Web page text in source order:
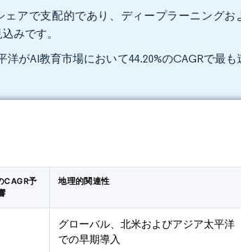
ェアで支配的であり、ディープラーニングお
みです。
がAI教育市場において44.20%のCAGRで最
CAGR予
地理的関連性
グローバル、北米およびアジア太平洋
での早期導入